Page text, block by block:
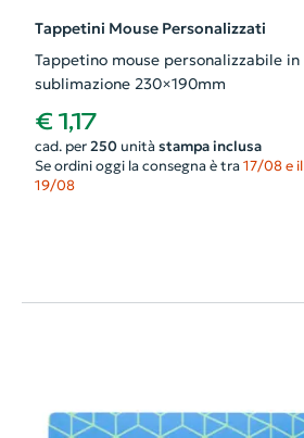
Tappetini Mouse Personalizzati
Tappetino mouse personalizzabile in
sublimazione 230×190mm
€ 1,17
cad. per 250unità stampa inclusa
Se ordini oggi la consegna è tra 17/08 e il
19/08